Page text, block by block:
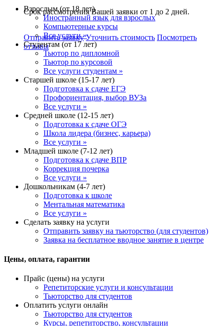
Срок рассмотрения Вашей заявки от 1 до 2 дней.
Отправить заявку Уточнить стоимость Посмотреть
отзывы
Взрослым (от 18 лет)
Иностранный язык для взрослых
Компьютерные курсы
Все услуги »
Студентам (от 17 лет)
Тьютор по дипломной
Тьютор по курсовой
Все услуги студентам »
Старшей школе (15-17 лет)
Подготовка к сдаче ЕГЭ
Профориентация, выбор ВУЗа
Все услуги »
Средней школе (12-15 лет)
Подготовка к сдаче ОГЭ
Школа лидера (бизнес, карьера)
Все услуги »
Младшей школе (7-12 лет)
Подготовка к сдаче ВПР
Коррекция почерка
Все услуги »
Дошкольникам (4-7 лет)
Подготовка к школе
Ментальная математика
Все услуги »
Сделать заявку на услуги
Отправить заявку на тьюторство (для студентов)
Заявка на бесплатное вводное занятие в центре
Цены, оплата, гарантии
Прайс (цены) на услуги
Репетиторские услуги и консультации
Тьюторство для студентов
Оплатить услуги онлайн
Тьюторство для студентов
Курсы, репетиторство, консультации